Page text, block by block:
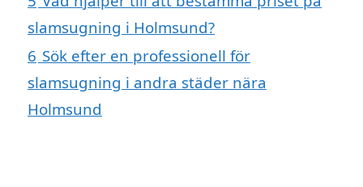
slamsugning i Holmsund?
6 Sök efter en professionell för
slamsugning i andra städer nära
Holmsund